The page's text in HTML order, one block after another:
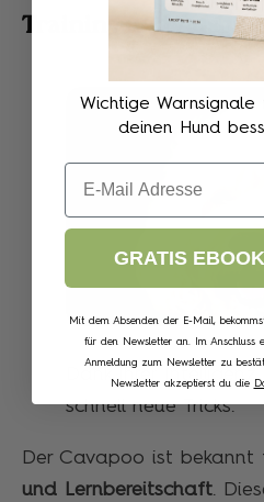
Training und
Dank ihrer
schnell neue Tricks.
Der Cavapoo ist bekannt
und Lernbereitschaft.
Wichtige Warnsignale
deinen Hund
Email
GRATIS
Mit dem Absenden der E-Mail,
für den Newsletter an. Im Anschluss
Anmeldung zum Newsletter zu
Newsletter akzeptierst du die